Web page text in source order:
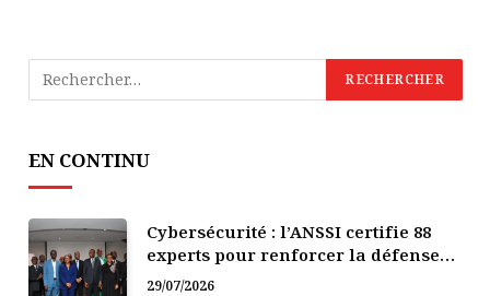
EN CONTINU
Cybersécurité : l’ANSSI certifie 88
experts pour renforcer la défense
numérique de la Côte d’Ivoire
29/07/2026